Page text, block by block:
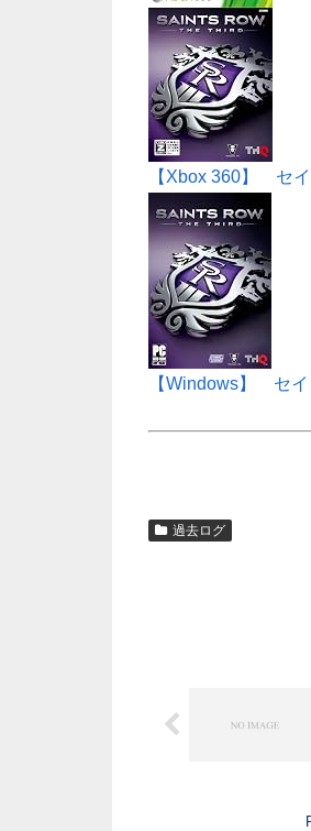
【Xbox 360】 セ
【Windows】 セ
過去ログ